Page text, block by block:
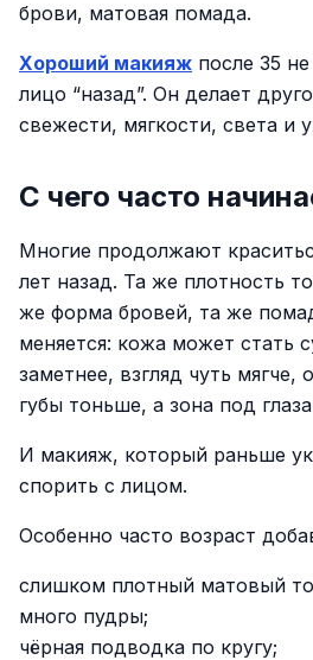
брови, матовая помада.
Хороший макияж после 35
лицо “назад”. Он делает
свежести, мягкости, света и
С чего часто
Многие продолжают
лет назад. Та же плотность
же форма бровей, та же
меняется: кожа может стать
заметнее, взгляд чуть мягче,
губы тоньше, а зона под
И макияж, который раньше
спорить с лицом.
Особенно часто возраст
слишком плотный матовый
много пудры;
чёрная подводка по кругу;